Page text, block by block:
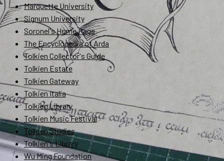
Marquette University
Signum University
Soronel's Home Page
The Encyclopedia of Arda
Tolkien Collector's Guide
Tolkien Estate
Tolkien Gateway
Tolkien Italia
Tolkien Library
Tolkien Music Festival
Tolkien Studies
Tolkien's Library
Wu Ming Foundation